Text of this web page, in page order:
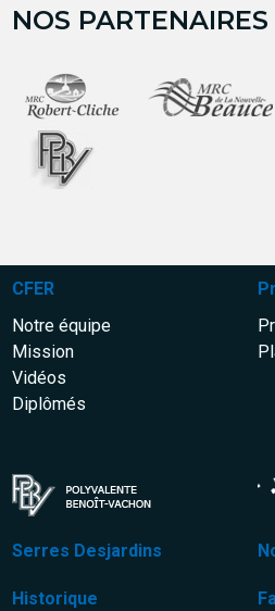
NOS PARTENAIRES
CFER
Notre équipe
Mission
Vidéos
Diplômés
Serres Desjardins
Historique